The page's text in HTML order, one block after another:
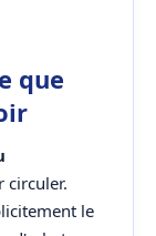
que
circuler.
le